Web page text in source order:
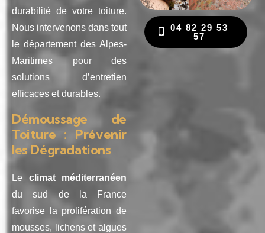
durabilité de votre toiture.
Nous intervenons dans tout
le département des Alpes-
Maritimes pour des
solutions d’entretien
efficaces et durables.
Démoussage de
Toiture : Prévenir
les Dégradations
Le climat méditerranéen
du sud de la France
favorise la prolifération de
mousses, lichens et algues
04 82 29 53
57